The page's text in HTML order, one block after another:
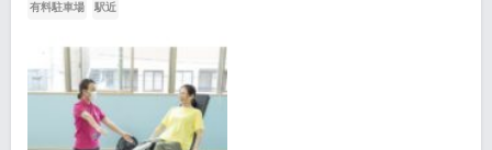
有料駐車場 駅近